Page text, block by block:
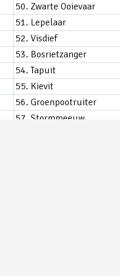
50. Zwarte Ooievaar
51. Lepelaar
52. Visdief
53. Bosrietzanger
54. Tapuit
55. Kievit
56. Groenpootruiter
57. Stormmeeuw